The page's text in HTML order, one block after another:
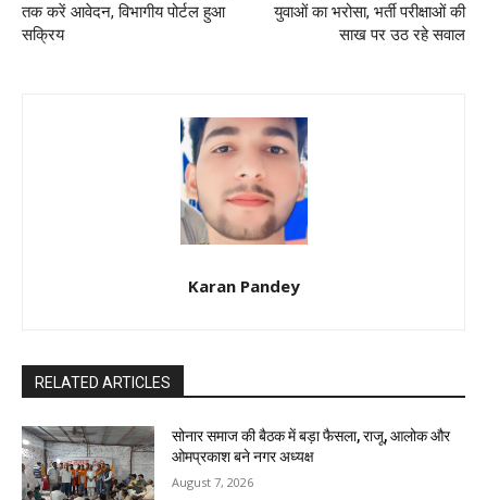
तक करें आवेदन, विभागीय पोर्टल हुआ
सक्रिय
युवाओं का भरोसा, भर्ती परीक्षाओं की
साख पर उठ रहे सवाल
Karan Pandey
RELATED ARTICLES
सोनार समाज की बैठक में बड़ा फैसला, राजू, आलोक और
ओमप्रकाश बने नगर अध्यक्ष
August 7, 2026